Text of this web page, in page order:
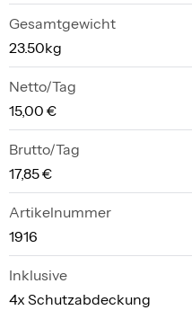
Gesamtgewicht
23.50kg
Netto/Tag
15,00 €
Brutto/Tag
17,85 €
Artikelnummer
1916
Inklusive
4x Schutzabdeckung